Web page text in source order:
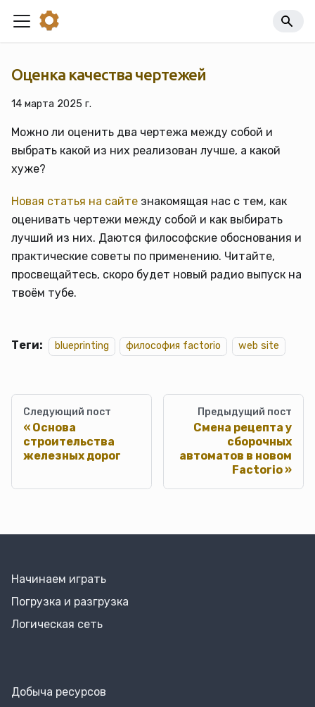
Оценка качества чертежей
14 марта 2025 г.
Можно ли оценить два чертежа между собой и
выбрать какой из них реализован лучше, а какой
хуже?
Новая статья на сайте знакомящая нас с тем, как
оценивать чертежи между собой и как выбирать
лучший из них. Даются философские обоснования и
практические советы по применению. Читайте,
просвещайтесь, скоро будет новый радио выпуск на
твоём тубе.
Теги: blueprinting философия factorio web site
Следующий пост
Основа
строительства
железных дорог
Предыдущий пост
Смена рецепта у
сборочных
автоматов в новом
Factorio
Начинаем играть
Погрузка и разгрузка
Логическая сеть
Добыча ресурсов